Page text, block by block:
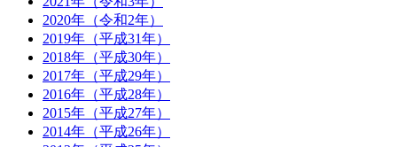
2020年（令和2年）
2019年（平成31年）
2018年（平成30年）
2017年（平成29年）
2016年（平成28年）
2015年（平成27年）
2014年（平成26年）